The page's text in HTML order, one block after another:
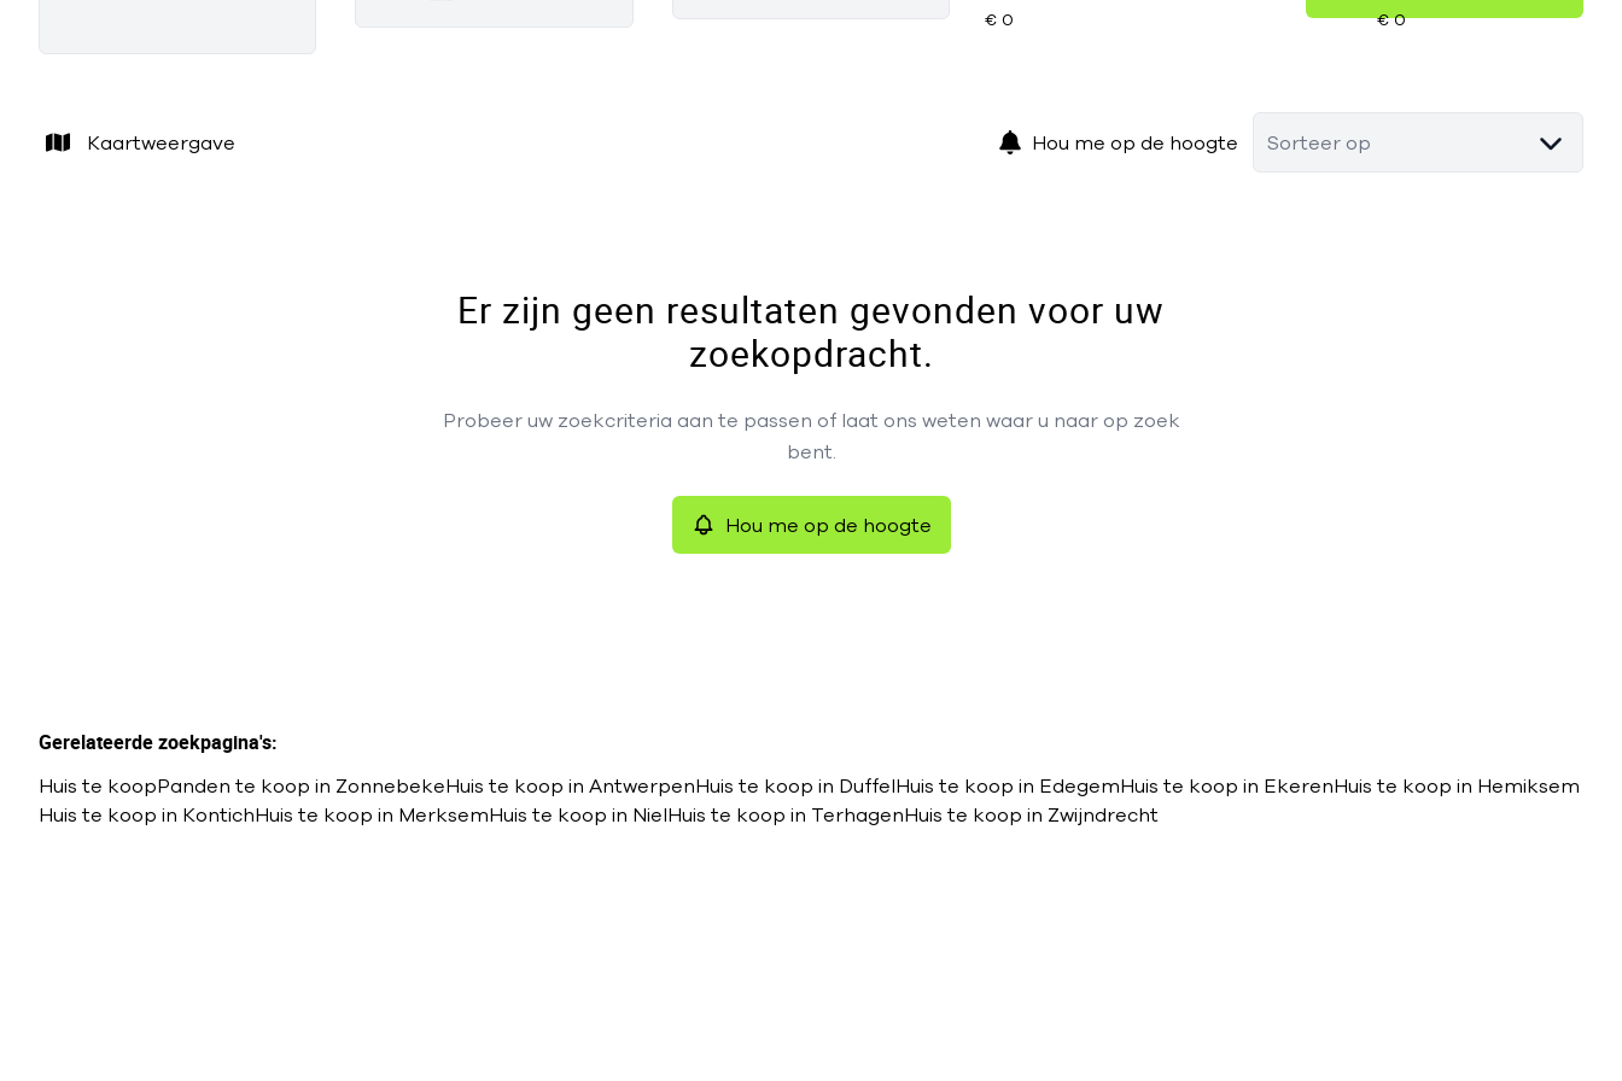
Kaartweergave Hou me op de hoogte Sorteer op
Er zijn geen resultaten gevonden voor uw
zoekopdracht.
Probeer uw zoekcriteria aan te passen of laat ons weten waar u naar op zoek
bent.
Hou me op de hoogte
Gerelateerde zoekpagina's:
Huis te koopPanden te koop in ZonnebekeHuis te koop in AntwerpenHuis te koop in DuffelHuis te koop in EdegemHuis te koop in EkerenHuis te koop in Hemiksem
Huis te koop in KontichHuis te koop in MerksemHuis te koop in NielHuis te koop in TerhagenHuis te koop in Zwijndrecht